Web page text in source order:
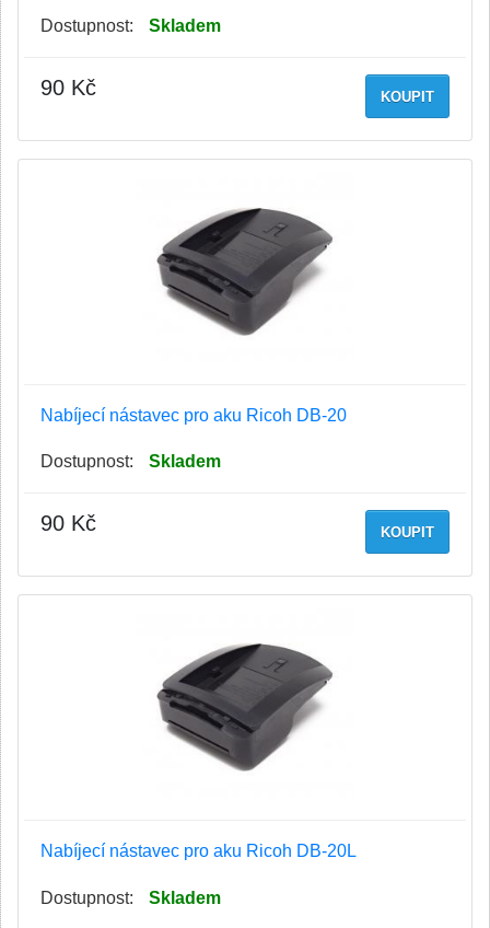
Dostupnost: Skladem
KOUPIT
90 Kč
Nabíjecí nástavec pro aku Ricoh DB-20
Dostupnost: Skladem
KOUPIT
90 Kč
Nabíjecí nástavec pro aku Ricoh DB-20L
Dostupnost: Skladem